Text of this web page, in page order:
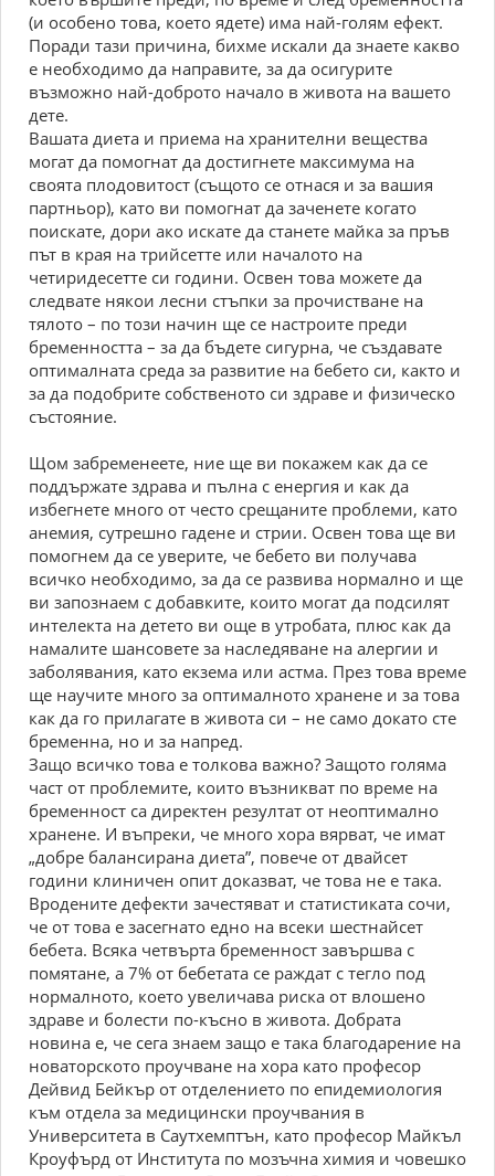
(и особено това, което ядете) има най-голям ефект.
Поради тази причина, бихме искали да знаете какво
е необходимо да направите, за да осигурите
възможно най-доброто начало в живота на вашето
дете.
Вашата диета и приема на хранителни вещества
могат да помогнат да достигнете максимума на
своята плодовитост (същото се отнася и за вашия
партньор), като ви помогнат да заченете когато
поискате, дори ако искате да станете майка за пръв
път в края на трийсетте или началото на
четиридесетте си години. Освен това можете да
следвате някои лесни стъпки за прочистване на
тялото – по този начин ще се настроите преди
бременността – за да бъдете сигурна, че създавате
оптималната среда за развитие на бебето си, както и
за да подобрите собственото си здраве и физическо
състояние.
Щом забременеете, ние ще ви покажем как да се
поддържате здрава и пълна с енергия и как да
избегнете много от често срещаните проблеми, като
анемия, сутрешно гадене и стрии. Освен това ще ви
помогнем да се уверите, че бебето ви получава
всичко необходимо, за да се развива нормално и ще
ви запознаем с добавките, които могат да подсилят
интелекта на детето ви още в утробата, плюс как да
намалите шансовете за наследяване на алергии и
заболявания, като екзема или астма. През това време
ще научите много за оптималното хранене и за това
как да го прилагате в живота си – не само докато сте
бременна, но и за напред.
Защо всичко това е толкова важно? Защото голяма
част от проблемите, които възникват по време на
бременност са директен резултат от неоптимално
хранене. И въпреки, че много хора вярват, че имат
„добре балансирана диета”, повече от двайсет
години клиничен опит доказват, че това не е така.
Вродените дефекти зачестяват и статистиката сочи,
че от това е засегнато едно на всеки шестнайсет
бебета. Всяка четвърта бременност завършва с
помятане, а 7% от бебетата се раждат с тегло под
нормалното, което увеличава риска от влошено
здраве и болести по-късно в живота. Добрата
новина е, че сега знаем защо е така благодарение на
новаторското проучване на хора като професор
Дейвид Бейкър от отделението по епидемиология
към отдела за медицински проучвания в
Университета в Саутхемптън, като професор Майкъл
Кроуфърд от Института по мозъчна химия и човешко